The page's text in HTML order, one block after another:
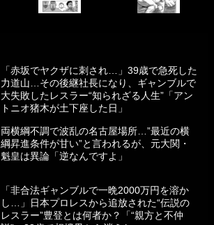
「赤坂でヤクザに刺され…」39歳で急死した
力道山…その後継社長になり、ギャンブルで
大失敗したレスラー“知られざる人生”「アン
トニオ猪木が土下座した日」
両横綱不調で波乱の名古屋場所…”最近の横
綱昇進条件が甘い”と言われるが、元大関・
魁皇は異論「逆なんですよ」
「非合法ギャンブルで一晩2000万円を溶か
し…」日本プロレスから追放された“伝説の
レスラー”豊登とは何者か？「“親方と不仲